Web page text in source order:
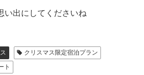
い出にしてくださいね
クリスマス限定宿泊プラン
ト